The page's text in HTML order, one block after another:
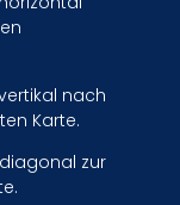
nach
Karte.
zur